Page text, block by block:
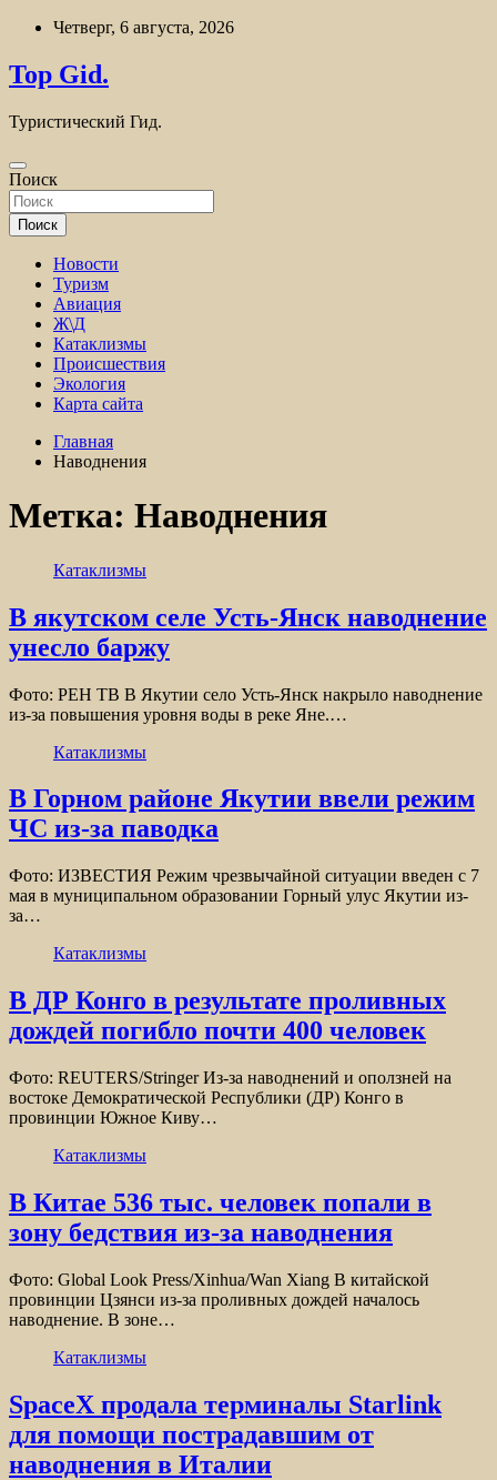
Перейти
содержимому
Четверг, 6 августа, 2026
Top Gid.
Туристический Гид.
Поиск
Поиск
Новости
Туризм
Авиация
Ж\Д
Катаклизмы
Происшествия
Экология
Карта сайта
Главная
Наводнения
Метка: Наводнения
Катаклизмы
В якутском селе Усть-Янск наводнение
унесло баржу
Фото: РЕН ТВ В Якутии село Усть-Янск накрыло наводнение
из-за повышения уровня воды в реке Яне.…
Катаклизмы
В Горном районе Якутии ввели режим
ЧС из-за паводка
Фото: ИЗВЕСТИЯ Режим чрезвычайной ситуации введен с 7
мая в муниципальном образовании Горный улус Якутии из-
за…
Катаклизмы
В ДР Конго в результате проливных
дождей погибло почти 400 человек
Фото: REUTERS/Stringer Из-за наводнений и оползней на
востоке Демократической Республики (ДР) Конго в
провинции Южное Киву…
Катаклизмы
В Китае 536 тыс. человек попали в
зону бедствия из-за наводнения
Фото: Global Look Press/Xinhua/Wan Xiang В китайской
провинции Цзянси из-за проливных дождей началось
наводнение. В зоне…
Катаклизмы
SpaceX продала терминалы Starlink
для помощи пострадавшим от
наводнения в Италии